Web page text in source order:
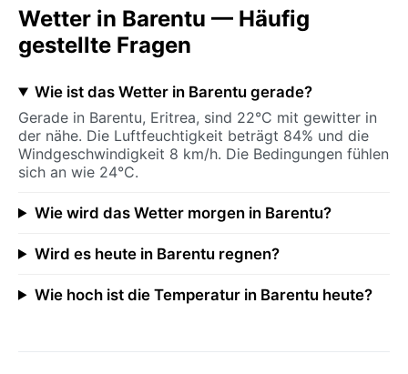
Wetter in Barentu — Häufig
gestellte Fragen
Wie ist das Wetter in Barentu gerade?
Gerade in Barentu, Eritrea, sind 22°C mit gewitter in
der nähe. Die Luftfeuchtigkeit beträgt 84% und die
Windgeschwindigkeit 8 km/h. Die Bedingungen fühlen
sich an wie 24°C.
Wie wird das Wetter morgen in Barentu?
Wird es heute in Barentu regnen?
Wie hoch ist die Temperatur in Barentu heute?